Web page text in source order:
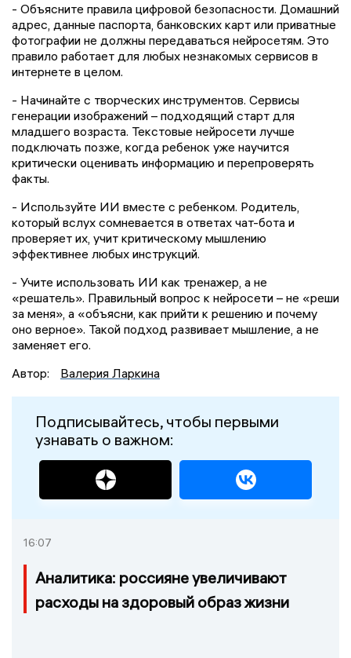
- Объясните правила цифровой безопасности. Домашний
адрес, данные паспорта, банковских карт или приватные
фотографии не должны передаваться нейросетям. Это
правило работает для любых незнакомых сервисов в
интернете в целом.
- Начинайте с творческих инструментов. Сервисы
генерации изображений – подходящий старт для
младшего возраста. Текстовые нейросети лучше
подключать позже, когда ребенок уже научится
критически оценивать информацию и перепроверять
факты.
- Используйте ИИ вместе с ребенком. Родитель,
который вслух сомневается в ответах чат-бота и
проверяет их, учит критическому мышлению
эффективнее любых инструкций.
- Учите использовать ИИ как тренажер, а не
«решатель». Правильный вопрос к нейросети – не «реши
за меня», а «объясни, как прийти к решению и почему
оно верное». Такой подход развивает мышление, а не
заменяет его.
Автор:
Валерия Ларкина
Подписывайтесь, чтобы первыми
узнавать о важном:
16:07
Аналитика: россияне увеличивают
расходы на здоровый образ жизни